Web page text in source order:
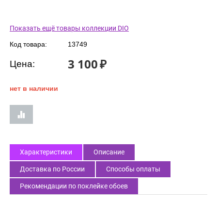
Показать ещё товары коллекции DIO
Код товара: 13749
Цена: 3 100₽
нет в наличии
Характеристики Описание
Доставка по России Способы оплаты
Рекомендации по поклейке обоев